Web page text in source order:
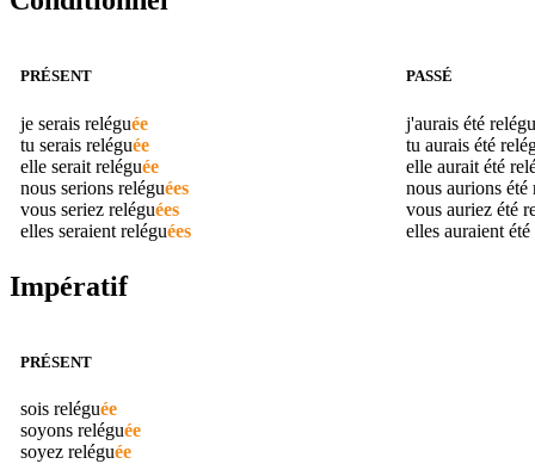
PRÉSENT
je serais reléguée
tu serais reléguée
elle serait reléguée
nous serions reléguées
vous seriez reléguées
elles seraient reléguées
PASSÉ
j'aurais été relégu
tu aurais été
elle aurait été
nous aurions été
vous auriez été
elles auraient été
Impératif
PRÉSENT
sois reléguée
soyons reléguée
soyez reléguée